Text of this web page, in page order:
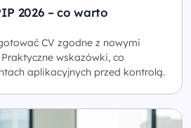
2026 – co warto
CV zgodne z nowymi
wskazówki, co
aplikacyjnych przed kontrolą.